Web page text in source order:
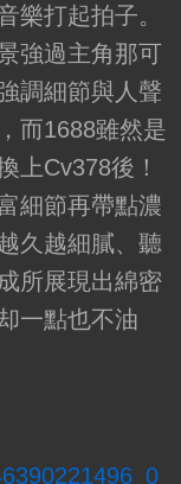
樂打起拍子。
強過主角那可
調細節與人聲
而1688雖然是
上Cv378後！
細節再帶點濃
久越細膩、聽
所展現出綿密
一點也不油